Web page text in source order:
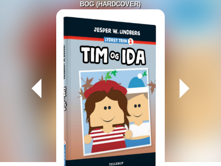
BOG (HARDCOVER)